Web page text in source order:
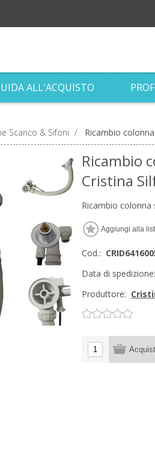
ALL'ACQUISTO
Scarico & Sifoni / Ricambio
Ricambio
Cristina
Ricambio colonna
Cod.:
Data di spedizione:
Produttore: